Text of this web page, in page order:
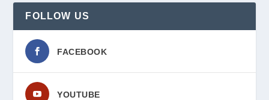
FOLLOW US
FACEBOOK
YOUTUBE